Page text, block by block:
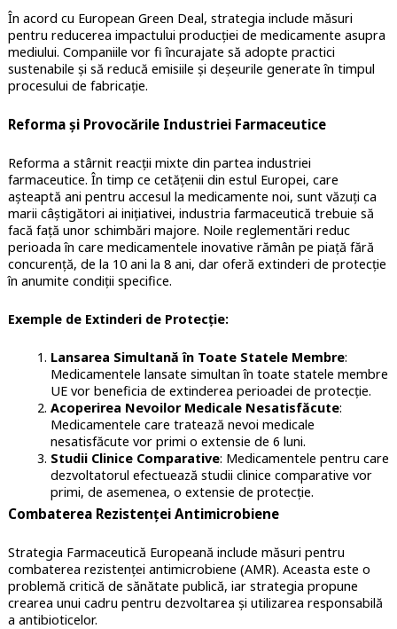
În acord cu European Green Deal, strategia include măsuri
pentru reducerea impactului producției de medicamente asupra
mediului. Companiile vor fi încurajate să adopte practici
sustenabile și să reducă emisiile și deșeurile generate în timpul
procesului de fabricație.
Reforma și Provocările Industriei Farmaceutice
Reforma a stârnit reacții mixte din partea industriei
farmaceutice. În timp ce cetățenii din estul Europei, care
așteaptă ani pentru accesul la medicamente noi, sunt văzuți ca
marii câștigători ai inițiativei, industria farmaceutică trebuie să
facă față unor schimbări majore. Noile reglementări reduc
perioada în care medicamentele inovative rămân pe piață fără
concurență, de la 10 ani la 8 ani, dar oferă extinderi de protecție
în anumite condiții specifice.
Exemple de Extinderi de Protecție:
Lansarea Simultană în Toate Statele Membre:
Medicamentele lansate simultan în toate statele membre
UE vor beneficia de extinderea perioadei de protecție.
Acoperirea Nevoilor Medicale Nesatisfăcute:
Medicamentele care tratează nevoi medicale
nesatisfăcute vor primi o extensie de 6 luni.
Studii Clinice Comparative: Medicamentele pentru care
dezvoltatorul efectuează studii clinice comparative vor
primi, de asemenea, o extensie de protecție.
Combaterea Rezistenței Antimicrobiene
Strategia Farmaceutică Europeană include măsuri pentru
combaterea rezistenței antimicrobiene (AMR). Aceasta este o
problemă critică de sănătate publică, iar strategia propune
crearea unui cadru pentru dezvoltarea și utilizarea responsabilă
a antibioticelor.